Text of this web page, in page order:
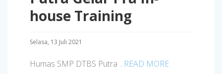
house Training
Selasa, 13 Juli 2021
Humas SMP DTBS Putra ...READ MORE